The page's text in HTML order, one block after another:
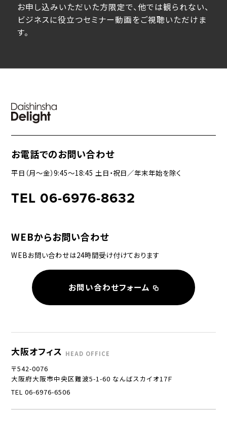
お申し込みいただいた方限定で、他では観られない、
ビジネスに役立つセミナー動画をご視聴いただけま
す。
お電話でのお問い合わせ
平日（月〜金）9:45〜18:45 土日・祝日／年末年始を除く
TEL 06-6976-8632
WEBからお問い合わせ
WEBお問い合わせは24時間受け付けております
お問い合わせフォーム
大阪オフィス HEAD OFFICE
〒542-0076
大阪府大阪市中央区難波5-1-60 なんばスカイオ17Ｆ
TEL 06-6976-6506